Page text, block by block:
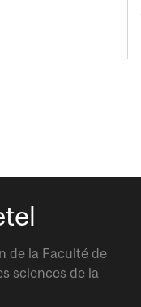
de la Faculté de
sciences de la